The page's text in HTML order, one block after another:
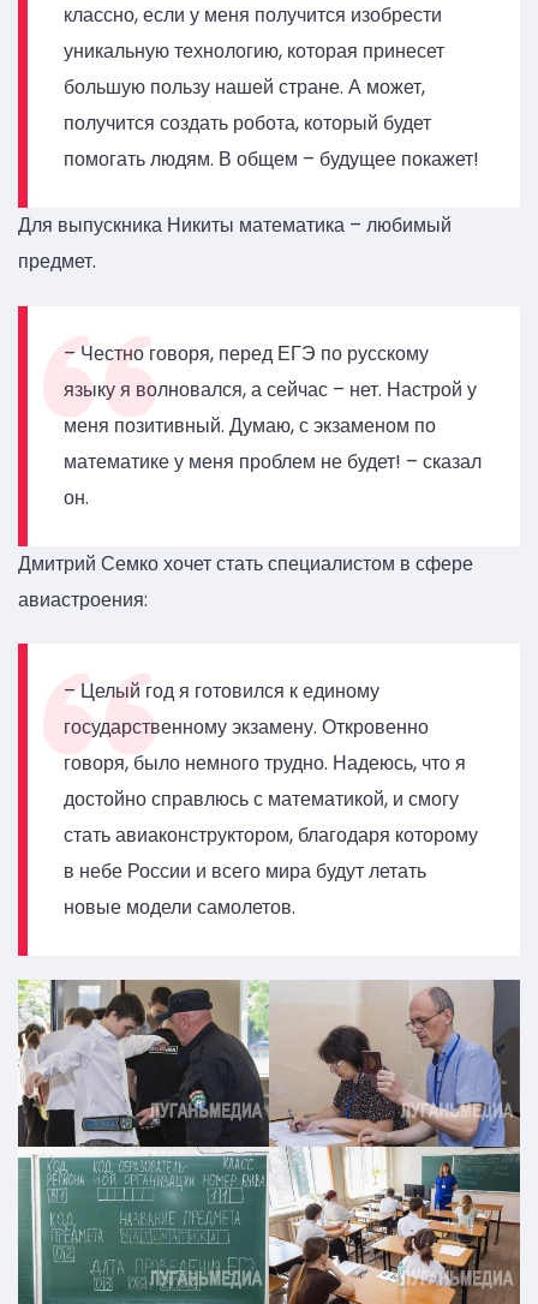
классно, если у меня получится изобрести
уникальную технологию, которая принесет
большую пользу нашей стране. А может,
получится создать робота, который будет
помогать людям. В общем – будущее покажет!
Для выпускника Никиты математика – любимый
предмет.
– Честно говоря, перед ЕГЭ по русскому
языку я волновался, а сейчас – нет. Настрой у
меня позитивный. Думаю, с экзаменом по
математике у меня проблем не будет! – сказал
он.
Дмитрий Семко хочет стать специалистом в сфере
авиастроения:
– Целый год я готовился к единому
государственному экзамену. Откровенно
говоря, было немного трудно. Надеюсь, что я
достойно справлюсь с математикой, и смогу
стать авиаконструктором, благодаря которому
в небе России и всего мира будут летать
новые модели самолетов.